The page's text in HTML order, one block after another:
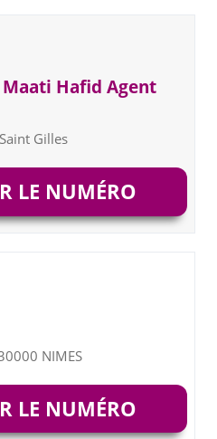
Hafid Agent
Gilles
LE NUMÉRO
NIMES
LE NUMÉRO